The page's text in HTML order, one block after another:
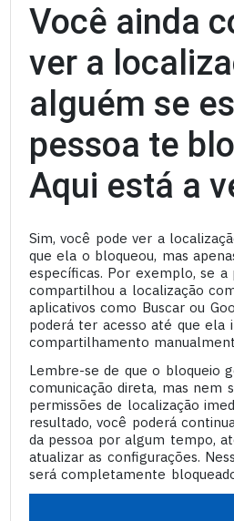
Você ainda
ver a
alguém se
pessoa te
Aqui está a
Sim, você pode ver a
que ela o bloqueou, mas
específicas. Por exemplo, se a
compartilhou a localização
aplicativos como Buscar ou
poderá ter acesso até que ela
compartilhamento
Lembre-se de que o bloqueio
comunicação direta, mas nem
permissões de localização
resultado, você poderá
da pessoa por algum tempo,
atualizar as configurações.
será completamente